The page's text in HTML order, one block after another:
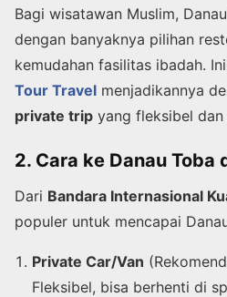
Bagi wisatawan Muslim,
dengan banyaknya pilihan
kemudahan fasilitas ibadah.
Tour Travel menjadikannya
private trip yang fleksibel dan
2. Cara ke Danau Toba
Dari Bandara Internasional
populer untuk mencapai
Private Car/Van
Fleksibel, bisa berhenti di